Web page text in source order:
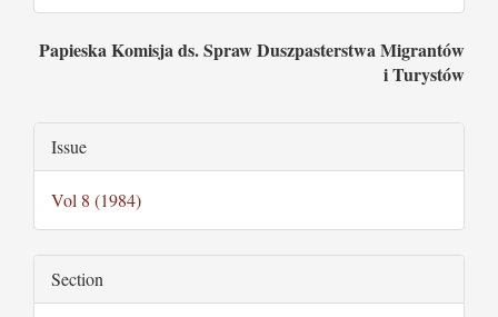
Main
Content
Papieska Komisja ds. Spraw Duszpasterstwa Migrantów
i Turystów
Article
Details
Issue
Vol 8 (1984)
Section